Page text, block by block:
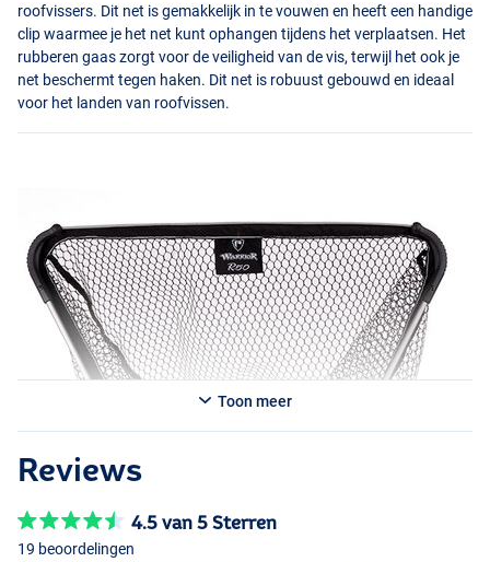
roofvissers. Dit net is gemakkelijk in te vouwen en heeft een handige
clip waarmee je het net kunt ophangen tijdens het verplaatsen. Het
rubberen gaas zorgt voor de veiligheid van de vis, terwijl het ook je
net beschermt tegen haken. Dit net is robuust gebouwd en ideaal
voor het landen van roofvissen.
Toon meer
Reviews
4.5 van 5 Sterren
19 beoordelingen